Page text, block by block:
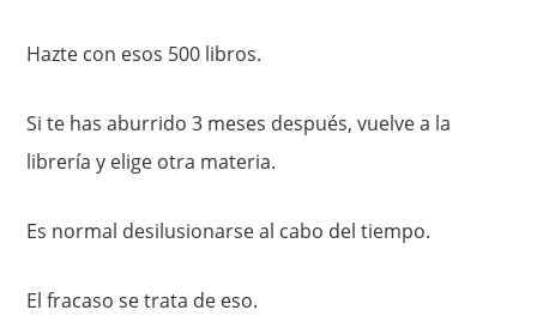
Hazte con esos 500 libros.
Si te has aburrido 3 meses después, vuelve a la
librería y elige otra materia.
Es normal desilusionarse al cabo del tiempo.
El fracaso se trata de eso.